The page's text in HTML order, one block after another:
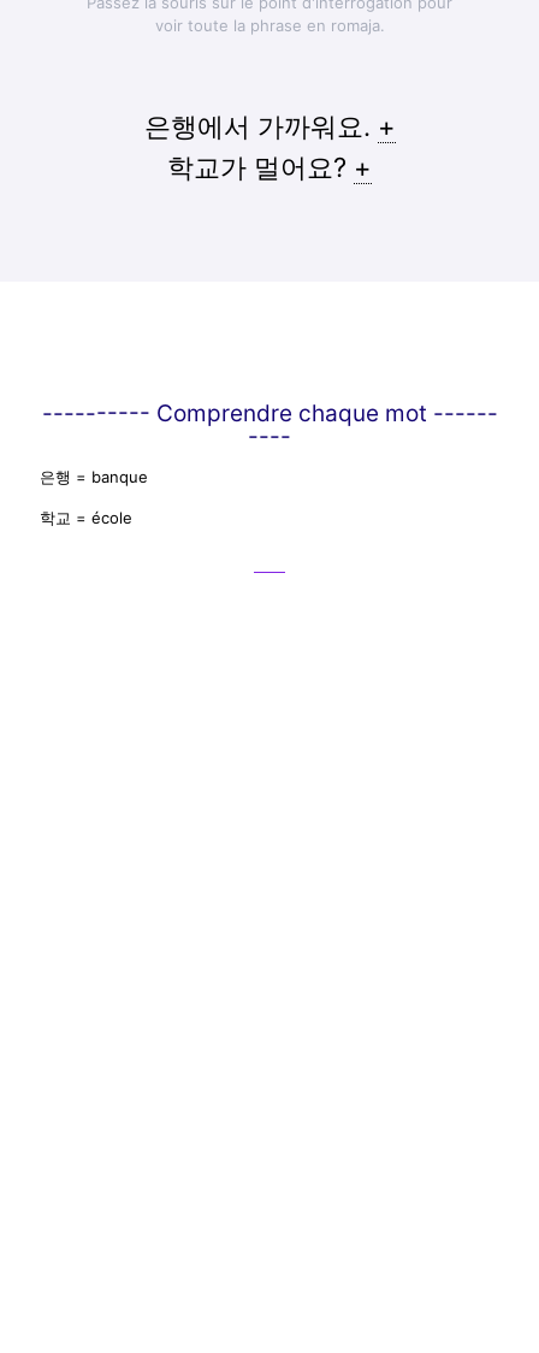
voir toute la phrase en romaja.
은행에서 가까워요. +
학교가 멀어요? +
---------- Comprendre chaque mot ------
----
은행 = banque
학교 = école